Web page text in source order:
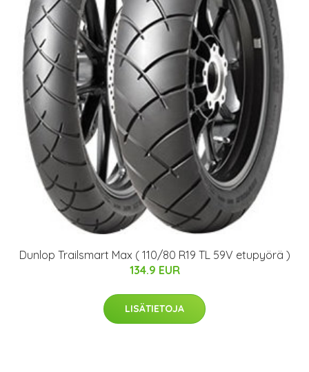
Dunlop Trailsmart Max ( 110/80 R19 TL 59V etupyörä )
134.9 EUR
LISÄTIETOJA